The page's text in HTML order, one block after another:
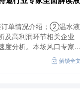
单情况介绍；②温水液
高利润环节相关企业
度分析。本场风口专家
家全面解读液冷硬件价
解锁全